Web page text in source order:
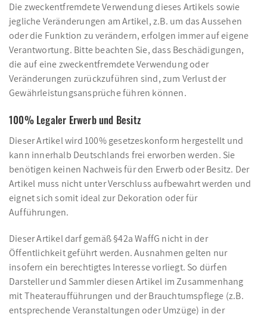
Die zweckentfremdete Verwendung dieses Artikels sowie
jegliche Veränderungen am Artikel, z.B. um das Aussehen
oder die Funktion zu verändern, erfolgen immer auf eigene
Verantwortung. Bitte beachten Sie, dass Beschädigungen,
die auf eine zweckentfremdete Verwendung oder
Veränderungen zurückzuführen sind, zum Verlust der
Gewährleistungsansprüche führen können.
100% Legaler Erwerb und Besitz
Dieser Artikel wird 100% gesetzeskonform hergestellt und
kann innerhalb Deutschlands frei erworben werden. Sie
benötigen keinen Nachweis für den Erwerb oder Besitz. Der
Artikel muss nicht unter Verschluss aufbewahrt werden und
eignet sich somit ideal zur Dekoration oder für
Aufführungen.
Dieser Artikel darf gemäß §42a WaffG nicht in der
Öffentlichkeit geführt werden. Ausnahmen gelten nur
insofern ein berechtigtes Interesse vorliegt. So dürfen
Darsteller und Sammler diesen Artikel im Zusammenhang
mit Theateraufführungen und der Brauchtumspflege (z.B.
entsprechende Veranstaltungen oder Umzüge) in der